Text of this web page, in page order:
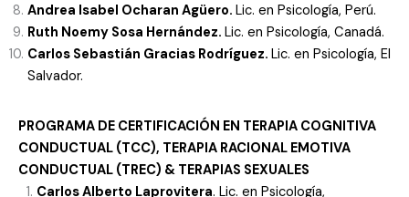
Andrea Isabel Ocharan Agüero. Lic. en Psicología, Perú.
Ruth Noemy Sosa Hernández. Lic. en Psicología, Canadá.
Carlos Sebastián Gracias Rodríguez. Lic. en Psicología, El
Salvador.
PROGRAMA DE CERTIFICACIÓN EN TERAPIA COGNITIVA
CONDUCTUAL (TCC), TERAPIA RACIONAL EMOTIVA
CONDUCTUAL (TREC) & TERAPIAS SEXUALES
Carlos Alberto Laprovitera. Lic. en Psicología,